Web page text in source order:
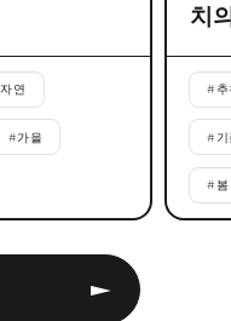
자연
#가을
치
#
#
#봄